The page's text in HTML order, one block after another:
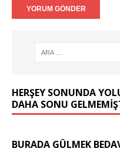
HERŞEY SONUNDA
DAHA SONU
BURADA GÜLMEK